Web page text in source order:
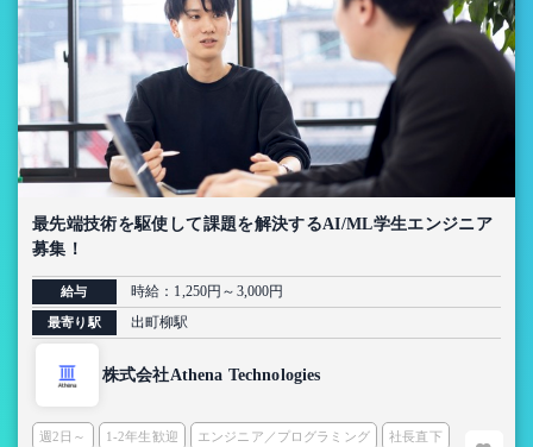
最先端技術を駆使して課題を解決するAI/ML学生エンジニア
募集！
給与 時給：1,250円～3,000円
最寄り駅 出町柳駅
株式会社Athena Technologies
週2日～ 1-2年生歓迎 エンジニア／プログラミング 社長直下